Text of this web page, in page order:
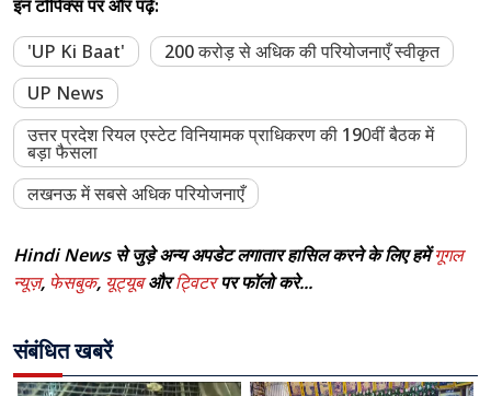
इन टॉपिक्स पर और पढ़ें:
'UP Ki Baat'
200 करोड़ से अधिक की परियोजनाएँ स्वीकृत
UP News
उत्तर प्रदेश रियल एस्टेट विनियामक प्राधिकरण की 190वीं बैठक में
बड़ा फैसला
लखनऊ में सबसे अधिक परियोजनाएँ
Hindi News से जुड़े अन्य अपडेट लगातार हासिल करने के लिए हमेंगूगल
न्यूज़, फेसबुक, यूट्यूबऔरट्विटरपर फॉलो करे...
संबंधित खबरें